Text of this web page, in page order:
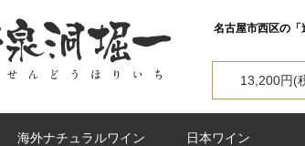
名古屋市西区の
13,200円(
海外ナチュラルワイン 日本ワイン